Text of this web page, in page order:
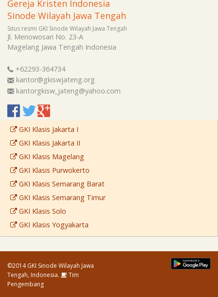
Gereja Kristen Indonesia
Sinode Wilayah Jawa Tengah
Situs resmi GKI Sinode Wilayah Jawa Tengah
Jl. Menowosari No. 23-A
Magelang Jawa Tengah Indonesia
+62293-364734
kantor@gkiswjateng.org
kantorgkisw_jateng@yahoo.com
GKI Klasis Jakarta I
GKI Klasis Jakarta II
GKI Klasis Magelang
GKI Klasis Purwokerto
GKI Klasis Semarang Barat
GKI Klasis Semarang Timur
GKI Klasis Solo
GKI Klasis Yogyakarta
©2014 GKI Sinode Wilayah Jawa
Tengah, Indonesia.
Tim
Pengembang